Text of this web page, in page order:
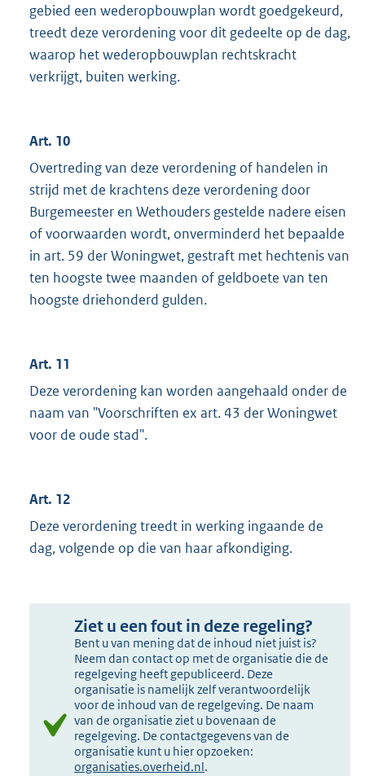
gebied een wederopbouwplan wordt goedgekeurd,
treedt deze verordening voor dit gedeelte op de dag,
waarop het wederopbouwplan rechtskracht
verkrijgt, buiten werking.
Art. 10
Overtreding van deze verordening of handelen in
strijd met de krachtens deze verordening door
Burgemeester en Wethouders gestelde nadere eisen
of voorwaarden wordt, onverminderd het bepaalde
in art. 59 der Woningwet, gestraft met hechtenis van
ten hoogste twee maanden of geldboete van ten
hoogste driehonderd gulden.
Art. 11
Deze verordening kan worden aangehaald onder de
naam van "Voorschriften ex art. 43 der Woningwet
voor de oude stad".
Art. 12
Deze verordening treedt in werking ingaande de
dag, volgende op die van haar afkondiging.
Ziet u een fout in deze regeling?
Bent u van mening dat de inhoud niet juist is?
Neem dan contact op met de organisatie die de
regelgeving heeft gepubliceerd. Deze
organisatie is namelijk zelf verantwoordelijk
voor de inhoud van de regelgeving. De naam
van de organisatie ziet u bovenaan de
regelgeving. De contactgegevens van de
organisatie kunt u hier opzoeken:
organisaties.overheid.nl.